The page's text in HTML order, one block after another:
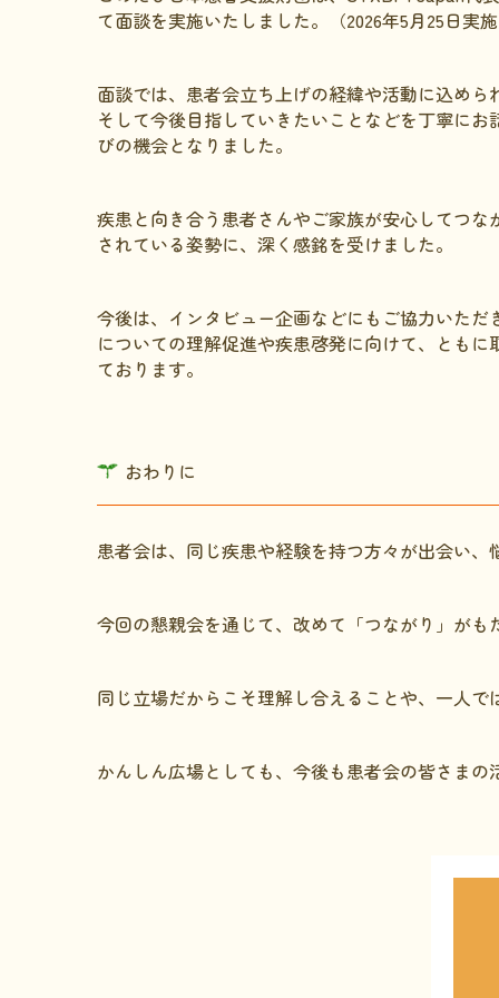
て面談を実施いたしました。（2026年5月25日実
面談では、患者会立ち上げの経緯や活動に込め
そして今後目指していきたいことなどを丁寧に
びの機会となりました。
疾患と向き合う患者さんやご家族が安心してつな
されている姿勢に、深く感銘を受けました。
今後は、インタビュー企画などにもご協力いただ
についての理解促進や疾患啓発に向けて、とも
ております。
おわりに
患者会は、同じ疾患や経験を持つ方々が出会い
今回の懇親会を通じて、改めて「つながり」が
同じ立場だからこそ理解し合えることや、一人
かんしん広場としても、今後も患者会の皆さま